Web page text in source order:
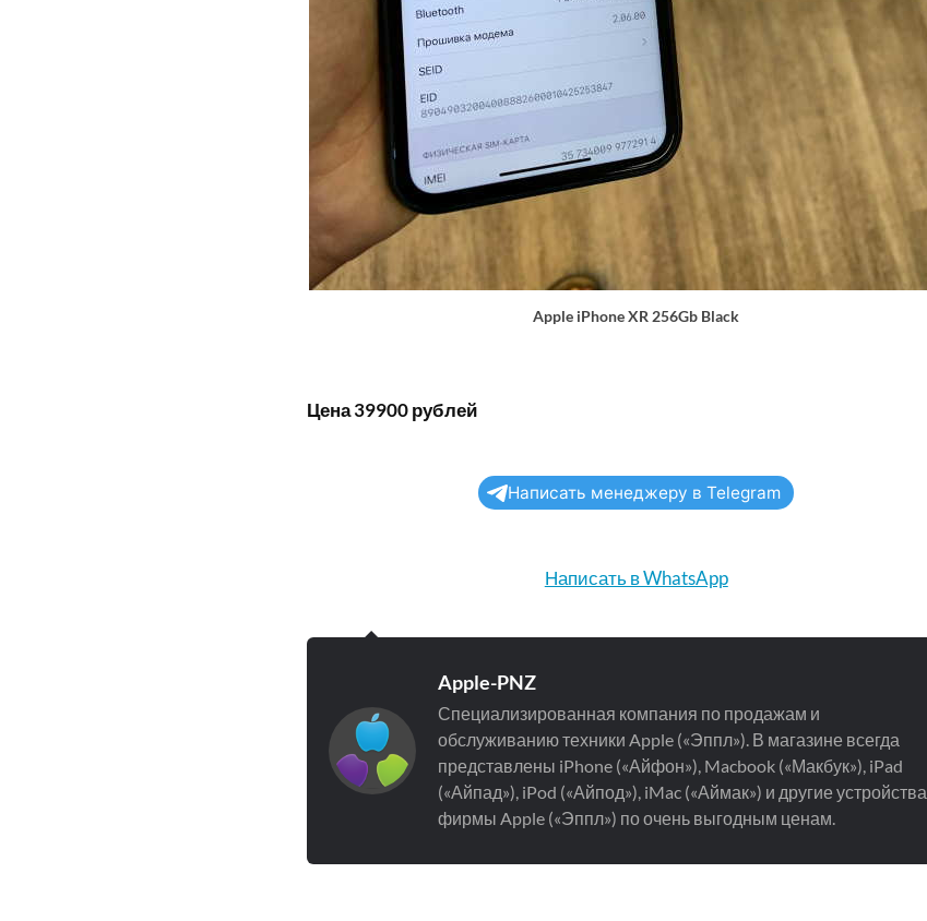
Apple iPhone XR 256Gb Black
Цена 39900 рублей
Написать менеджеру в Telegram
Написать в WhatsApp
Apple-PNZ
Специализированная компания по продажам и
обслуживанию техники Apple («Эппл»). В магазине всегда
представлены iPhone («Айфон»), Macbook («Макбук»), iPad
(«Айпад»), iPod («Айпод»), iMac («Аймак») и другие устройства
фирмы Apple («Эппл») по очень выгодным ценам.